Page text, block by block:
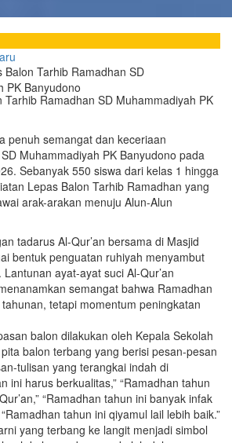
Balon Tarhib Ramadhan SD
PK Banyudono
Tarhib Ramadhan SD Muhammadiyah PK
penuh semangat dan keceriaan
Muhammadiyah PK Banyudono pada
Sebanyak 550 siswa dari kelas 1 hingga
Lepas Balon Tarhib Ramadhan yang
arak-arakan menuju Alun-Alun
tadarus Al-Qur’an bersama di Masjid
bentuk penguatan ruhiyah menyambut
ayat-ayat suci Al-Qur’an
semangat bahwa Ramadhan
tetapi momentum peningkatan
balon dilakukan oleh Kepala Sekolah
balon terbang yang berisi pesan-pesan
tulisan yang terangkai indah di
ini harus berkualitas,” “Ramadhan tahun
“Ramadhan tahun ini banyak infak
tahun ini qiyamul lail lebih baik.”
yang terbang ke langit menjadi simbol